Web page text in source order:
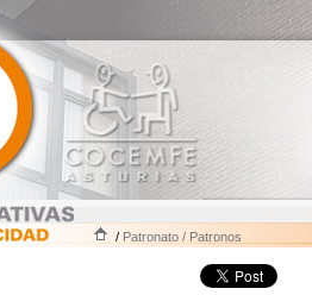
/ Patronato / Patronos